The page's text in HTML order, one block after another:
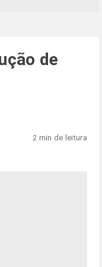
de
2 min de leitura